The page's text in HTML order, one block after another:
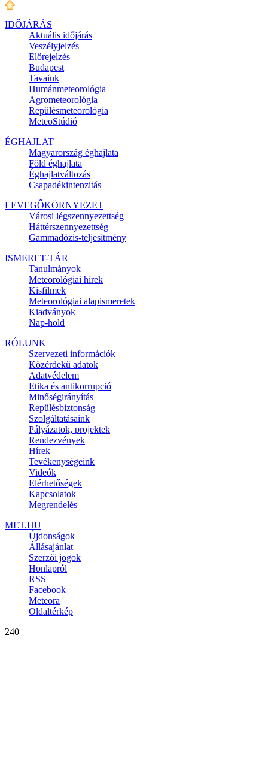
IDŐJÁRÁS
Aktuális időjárás
Veszélyjelzés
Előrejelzés
Budapest
Tavaink
Humánmeteorológia
Agrometeorológia
Repülésmeteorológia
MeteoStúdió
ÉGHAJLAT
Magyarország éghajlata
Föld éghajlata
Éghajlatváltozás
Csapadékintenzitás
LEVEGŐKÖRNYEZET
Városi légszennyezettség
Háttérszennyezettség
Gammadózis-teljesítmény
ISMERET-TÁR
Tanulmányok
Meteorológiai hírek
Kisfilmek
Meteorológiai alapismeretek
Kiadványok
Nap-hold
RÓLUNK
Szervezeti információk
Közérdekű adatok
Adatvédelem
Etika és antikorrupció
Minőségirányítás
Repülésbiztonság
Szolgáltatásaink
Pályázatok, projektek
Rendezvények
Hírek
Tevékenységeink
Videók
Elérhetőségek
Kapcsolatok
Megrendelés
MET.HU
Újdonságok
Állásajánlat
Szerzői jogok
Honlapról
RSS
Facebook
Meteora
Oldaltérkép
240